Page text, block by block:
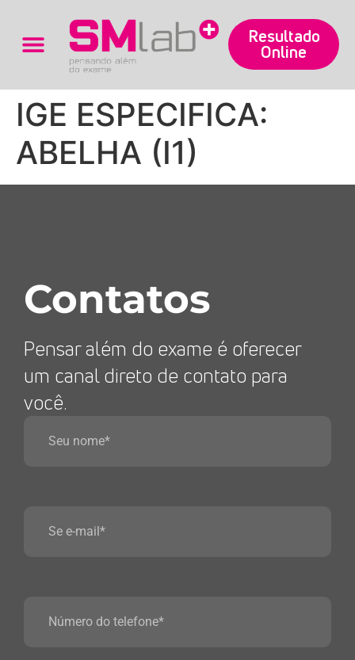
Resultado
Online
IGE ESPECIFICA:
ABELHA (I1)
Contatos
Pensar além do exame é oferecer
um canal direto de contato para
você.